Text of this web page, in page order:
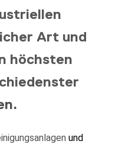
Art und
höchsten
.
und